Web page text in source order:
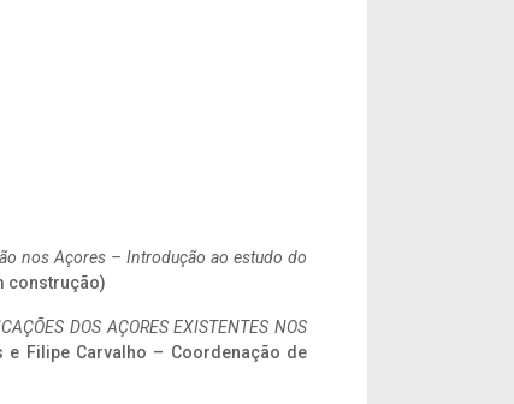
nos Açores – Introdução ao estudo do
construção)
DOS AÇORES EXISTENTES NOS
e Filipe Carvalho – Coordenação de